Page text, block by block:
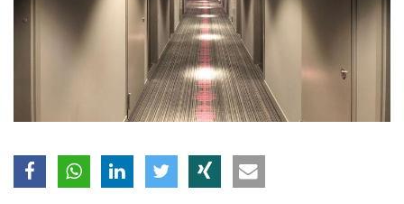
Tageskarte-Newsletter (gegen 8.30 Uhr)
Ich habe die Datenschutzerklärung
Danke, heute nicht